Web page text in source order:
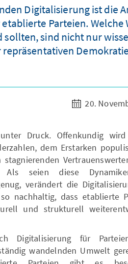
Digitalisierung ist die
Parteien.
sind nicht nur
20.
Druck. Offenkundig
dem Erstarken
Als seien diese
verändert die
nachhaltig, dass etablierte
und strukturell
Digitalisierung für
wandelnden Umwelt